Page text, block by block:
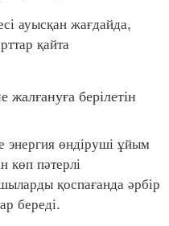
ауысқан жағдайда,
қайта
жалғануға берілетін
өндіруші ұйым
көп пәтерлі
қоспағанда әрбір
береді.